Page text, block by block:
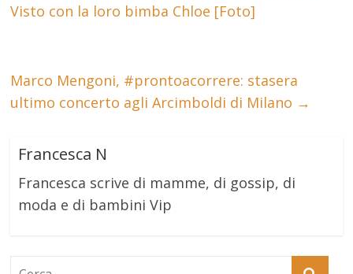
Visto con la loro bimba Chloe [Foto]
Marco Mengoni, #prontoacorrere: stasera
ultimo concerto agli Arcimboldi di Milano →
Francesca N
Francesca scrive di mamme, di gossip, di
moda e di bambini Vip